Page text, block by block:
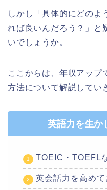
しかし「具体的にどのよ
れば良いんだろう？」と
いでしょうか。
ここからは、年収アップ
方法について解説してい
英語力を生か
TOEIC・TOEFL
英会話力を高めて